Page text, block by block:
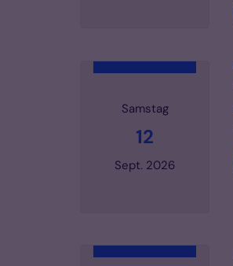
Samstag
12
Sept. 2026